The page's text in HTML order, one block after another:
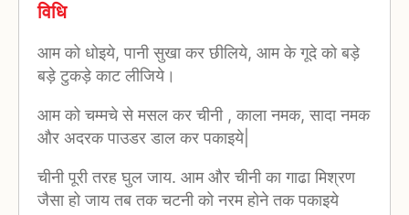
विधि
आम को धोइये, पानी सुखा कर छीलिये, आम के गूदे को बड़े
बड़े टुकड़े काट लीजिये।
आम को चम्मचे से मसल कर चीनी , काला नमक, सादा नमक
और अदरक पाउडर डाल कर पकाइये|
चीनी पूरी तरह घुल जाय. आम और चीनी का गाढा मिश्रण
जैसा हो जाय तब तक चटनी को नरम होने तक पकाइये